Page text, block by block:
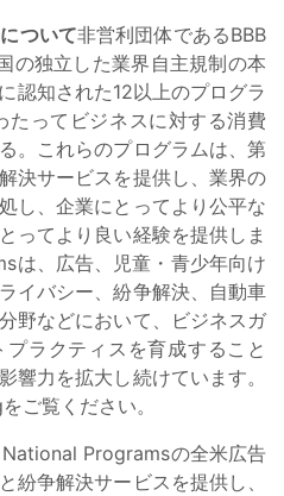
ついて非営利団体であるBBB
の独立した業界自主規制の本
認知された12以上のプログラ
たってビジネスに対する消費
。これらのプログラムは、第
決サービスを提供し、業界の
し、企業にとってより公平な
ってより良い経験を提供しま
は、広告、児童・青少年向け
イバシー、紛争解決、自動車
野などにおいて、ビジネスガ
ラクティスを育成すること
響力を拡大し続けています。
ご覧ください。
National Programsの全米広告
紛争解決サービスを提供し、